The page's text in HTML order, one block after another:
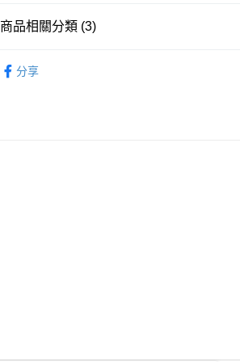
WeChat Pay
送貨方式
商品相關分類 (3)
分享